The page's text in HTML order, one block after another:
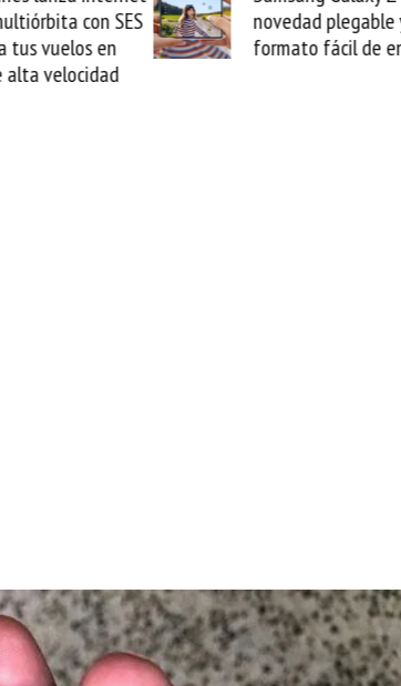
con SES
tus vuelos en
alta velocidad
novedad plegable
formato fácil de